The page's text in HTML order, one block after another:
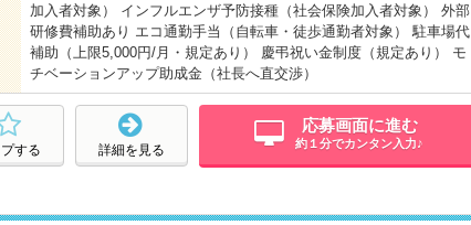
加入者対象） インフルエンザ予防接種（社会保険加入者対象） 外部
研修費補助あり エコ通勤手当（自転車・徒歩通勤者対象） 駐車場代
補助（上限5,000円/月・規定あり） 慶弔祝い金制度（規定あり） モ
チベーションアップ助成金（社長へ直交渉）
応募画面に進む
約１分でカンタン入力♪
詳細を見る
する